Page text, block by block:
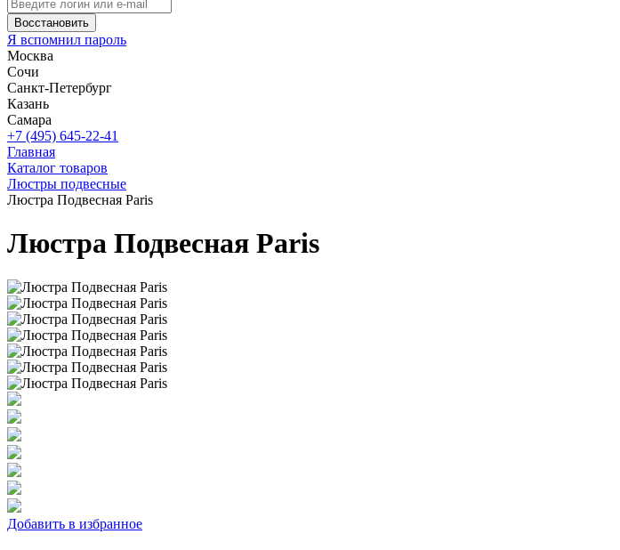
Восстановить
Я вспомнил пароль
Москва
Сочи
Санкт-Петербург
Казань
Самара
+7 (495) 645-22-41
Главная
Каталог товаров
Люстры подвесные
Люстра Подвесная Paris
Люстра Подвесная Paris
Добавить в избранное